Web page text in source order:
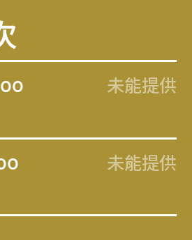
未能提供
未能提供